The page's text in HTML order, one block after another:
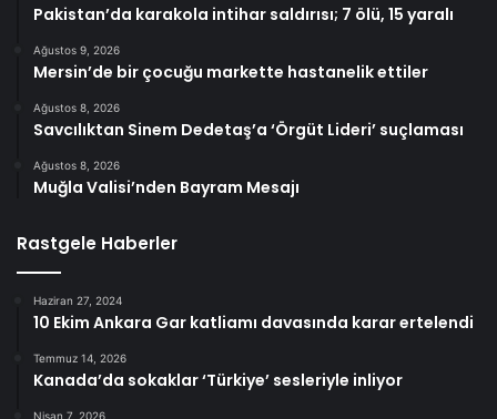
Pakistan’da karakola intihar saldırısı; 7 ölü, 15 yaralı
Ağustos 9, 2026
Mersin’de bir çocuğu markette hastanelik ettiler
Ağustos 8, 2026
Savcılıktan Sinem Dedetaş’a ‘Örgüt Lideri’ suçlaması
Ağustos 8, 2026
Muğla Valisi’nden Bayram Mesajı
Rastgele Haberler
Haziran 27, 2024
10 Ekim Ankara Gar katliamı davasında karar ertelendi
Temmuz 14, 2026
Kanada’da sokaklar ‘Türkiye’ sesleriyle inliyor
Nisan 7, 2026